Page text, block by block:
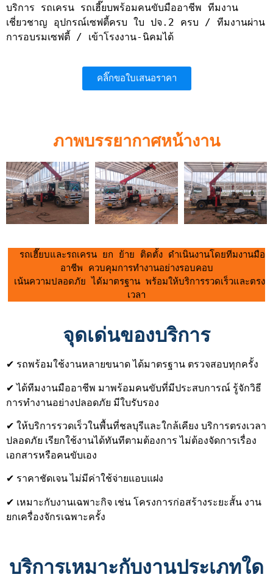
บริการ รถเครน รถเฮี๊ยบพร้อมคนขับมืออาชีพ ทีมงาน
เชี่ยวชาญ อุปกรณ์เซฟตี้ครบ ใบ ปจ.2 ครบ / ทีมงานผ่าน
การอบรมเซฟตี้ / เข้าโรงงาน-นิคมได้
คลิ๊กขอใบเสนอราคา
ภาพบรรยากาศหน้างาน
รถเฮี๊ยบและรถเครน ยก ย้าย ติดตั้ง ดำเนินงานโดยทีมงานมือ
อาชีพ ควบคุมการทำงานอย่างรอบคอบ
เวลา
จุดเด่นของบริการ
✔ รถพร้อมใช้งานหลายขนาด ได้มาตรฐาน ตรวจสอบทุกครั้ง
✔ ได้ทีมงานมืออาชีพ มาพร้อมคนขับที่มีประสบการณ์ รู้จักวิธี
การทำงานอย่างปลอดภัย มีใบรับรอง
✔ ให้บริการรวดเร็วในพื้นที่ชลบุรีและใกล้เคียง บริการตรงเวลา
ปลอดภัย เรียกใช้งานได้ทันทีตามต้องการ ไม่ต้องจัดการเรื่อง
เอกสารหรือคนขับเอง
✔ ราคาชัดเจน ไม่มีค่าใช้จ่ายแอบแฝง
✔ เหมาะกับงานเฉพาะกิจ เช่น โครงการก่อสร้างระยะสั้น งาน
ยกเครื่องจักรเฉพาะครั้ง
บริการเหมาะกับงานประเภทใด